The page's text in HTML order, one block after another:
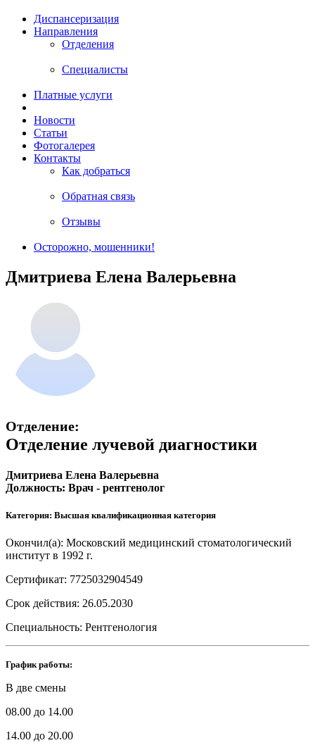
Диспансеризация
Направления
Отделения
Специалисты
Платные услуги
Новости
Статьи
Фотогалерея
Контакты
Как добраться
Обратная связь
Отзывы
Осторожно, мошенники!
Дмитриева Елена Валерьевна
Отделение:
Отделение лучевой диагностики
Дмитриева Елена Валерьевна
Должность: Врач - рентгенолог
Категория: Высшая квалификационная категория
Окончил(а): Московский медицинский стоматологический
институт в 1992 г.
Сертификат: 7725032904549
Срок действия: 26.05.2030
Специальность: Рентгенология
График работы:
В две смены
08.00 до 14.00
14.00 до 20.00